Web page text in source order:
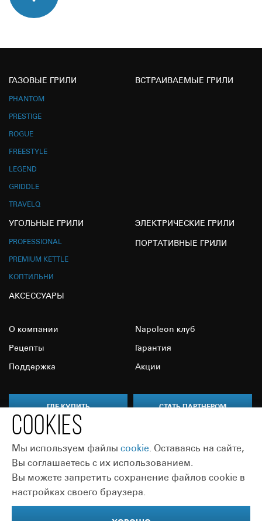
ГАЗОВЫЕ ГРИЛИ
PHANTOM
PRESTIGE
ROGUE
FREESTYLE
LEGEND
GRIDDLE
TRAVELQ
ВСТРАИВАЕМЫЕ ГРИЛИ
УГОЛЬНЫЕ ГРИЛИ
PROFESSIONAL
PREMIUM KETTLE
КОПТИЛЬНИ
ЭЛЕКТРИЧЕСКИЕ ГРИЛИ
ПОРТАТИВНЫЕ ГРИЛИ
АКСЕССУАРЫ
О компании Napoleon клуб
Рецепты Гарантия
Поддержка Акции
ГДЕ КУПИТЬ СТАТЬ ПАРТНЕРОМ
Присоединяйтесь:
COOKIES
Мы используем файлы сookie. Оставаясь на сайте,
Вы соглашаетесь с их использованием.
Вы можете запретить сохранение файлов cookie в
настройках своего браузера.